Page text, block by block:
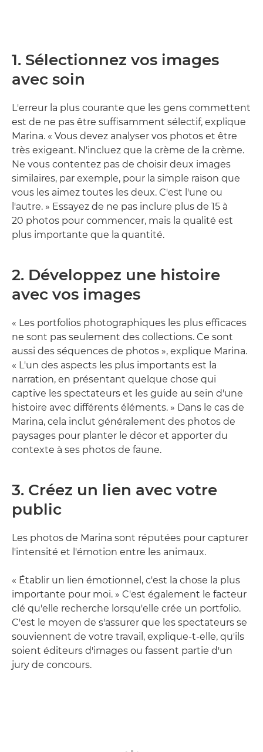
1. Sélectionnez vos images
avec soin
L'erreur la plus courante que les gens commettent
est de ne pas être suffisamment sélectif, explique
Marina. « Vous devez analyser vos photos et être
très exigeant. N'incluez que la crème de la crème.
Ne vous contentez pas de choisir deux images
similaires, par exemple, pour la simple raison que
vous les aimez toutes les deux. C'est l'une ou
l'autre. » Essayez de ne pas inclure plus de 15 à
20 photos pour commencer, mais la qualité est
plus importante que la quantité.
2. Développez une histoire
avec vos images
« Les portfolios photographiques les plus efficaces
ne sont pas seulement des collections. Ce sont
aussi des séquences de photos », explique Marina.
« L'un des aspects les plus importants est la
narration, en présentant quelque chose qui
captive les spectateurs et les guide au sein d'une
histoire avec différents éléments. » Dans le cas de
Marina, cela inclut généralement des photos de
paysages pour planter le décor et apporter du
contexte à ses photos de faune.
3. Créez un lien avec votre
public
Les photos de Marina sont réputées pour capturer
l'intensité et l'émotion entre les animaux.
« Établir un lien émotionnel, c'est la chose la plus
importante pour moi. » C'est également le facteur
clé qu'elle recherche lorsqu'elle crée un portfolio.
C'est le moyen de s'assurer que les spectateurs se
souviennent de votre travail, explique-t-elle, qu'ils
soient éditeurs d'images ou fassent partie d'un
jury de concours.